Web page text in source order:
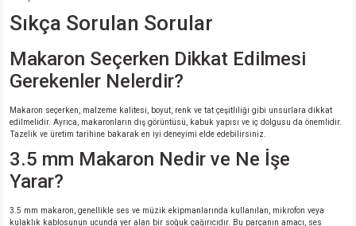
Sıkça Sorulan Sorular
Makaron Seçerken Dikkat Edilmesi
Gerekenler Nelerdir?
Makaron seçerken, malzeme kalitesi, boyut, renk ve tat çeşitliliği gibi unsurlara dikkat
edilmelidir. Ayrıca, makaronların dış görüntüsü, kabuk yapısı ve iç dolgusu da önemlidir.
Tazelik ve üretim tarihine bakarak en iyi deneyimi elde edebilirsiniz.
3.5 mm Makaron Nedir ve Ne İşe
Yarar?
3.5 mm makaron, genellikle ses ve müzik ekipmanlarında kullanılan, mikrofon veya
kulaklık kablosunun ucunda yer alan bir soğuk çağırıcıdır. Bu parçanın amacı, ses